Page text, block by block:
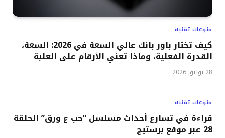
منوعات تقنية
كيف تختار باور بانك عالي السعة في 2026: السعة،
القدرة الفعلية، وماذا تعني الأرقام على العلبة
28 يوليو, 2026
منوعات تقنية
قراءة في تسارع أحداث مسلسل “حب ع ورق” الحلقة
28 عبر موقع برستيج